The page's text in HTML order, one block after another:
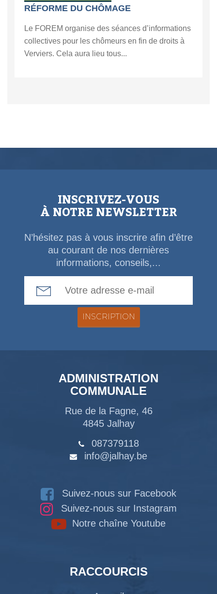
RÉFORME DU CHÔMAGE
Le FOREM organise des séances d’informations
collectives pour les chômeurs en fin de droits à
Verviers. Cela aura lieu tous...
INSCRIVEZ-VOUS
À NOTRE NEWSLETTER
N’hésitez pas à vous inscrire afin d’être
au courant de nos dernières
informations, conseils,...
ADMINISTRATION
COMMUNALE
Rue de la Fagne, 46
4845 Jalhay
087379118
info@jalhay.be
Suivez-nous sur Facebook
Suivez-nous sur Instagram
Notre chaîne Youtube
RACCOURCIS